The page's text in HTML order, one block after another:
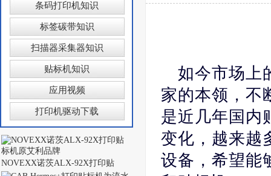
条码打印机知识
标签碳带知识
扫描器采集器知识
贴标机知识
应用视频
打印机驱动下载
NOVEXX诺茨ALX-92X打印贴
如今市场上
家的本领，不
是近几年国内
变化，越来越
设备，希望能